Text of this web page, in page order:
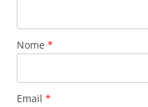
Nome *
Email *